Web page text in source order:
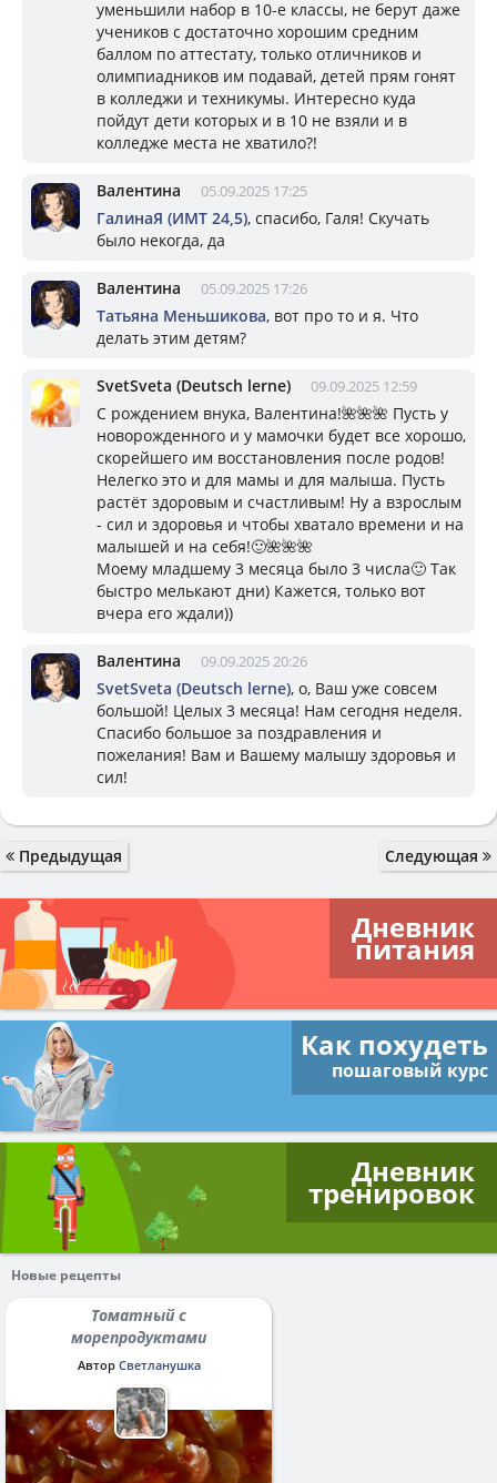
уменьшили набор в 10-е классы, не берут даже
учеников с достаточно хорошим средним
баллом по аттестату, только отличников и
олимпиадников им подавай, детей прям гонят
в колледжи и техникумы. Интересно куда
пойдут дети которых и в 10 не взяли и в
колледже места не хватило?!
Валентина 05.09.2025 17:25
ГалинаЯ (ИМТ 24,5), спасибо, Галя! Скучать
было некогда, да
Валентина 05.09.2025 17:26
Татьяна Меньшикова, вот про то и я. Что
делать этим детям?
SvetSveta (Deutsch lerne) 09.09.2025 12:59
С рождением внука, Валентина!🌺🌺🌺 Пусть у
новорожденного и у мамочки будет все хорошо,
скорейшего им восстановления после родов!
Нелегко это и для мамы и для малыша. Пусть
растёт здоровым и счастливым! Ну а взрослым
- сил и здоровья и чтобы хватало времени и на
малышей и на себя!🙂🌺🌺🌺
Моему младшему 3 месяца было 3 числа🙂 Так
быстро мелькают дни) Кажется, только вот
вчера его ждали))
Валентина 09.09.2025 20:26
SvetSveta (Deutsch lerne), о, Ваш уже совсем
большой! Целых 3 месяца! Нам сегодня неделя.
Спасибо большое за поздравления и
пожелания! Вам и Вашему малышу здоровья и
сил!
Предыдущая Следующая
Дневник
питания
Как похудеть
пошаговый курс
Дневник
тренировок
Новые рецепты
Томатный с
морепродуктами
Автор Светланушка